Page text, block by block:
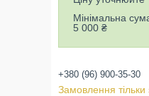
Мінімальна
5 000 ₴
+380 (96) 900-35-30
Замовлення